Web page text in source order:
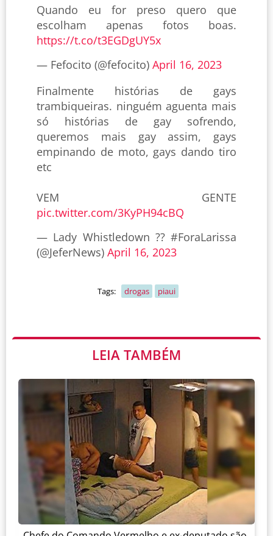
Quando eu for preso quero que
escolham apenas fotos boas.
https://t.co/t3EGDgUY5x
— Fefocito (@fefocito) April 16, 2023
Finalmente histórias de gays
trambiqueiras. ninguém aguenta mais
só histórias de gay sofrendo,
queremos mais gay assim, gays
empinando de moto, gays dando tiro
etc
VEM GENTE
pic.twitter.com/3KyPH94cBQ
— Lady Whistledown ?? #ForaLarissa
(@JeferNews) April 16, 2023
Tags: drogas piaui
LEIA TAMBÉM